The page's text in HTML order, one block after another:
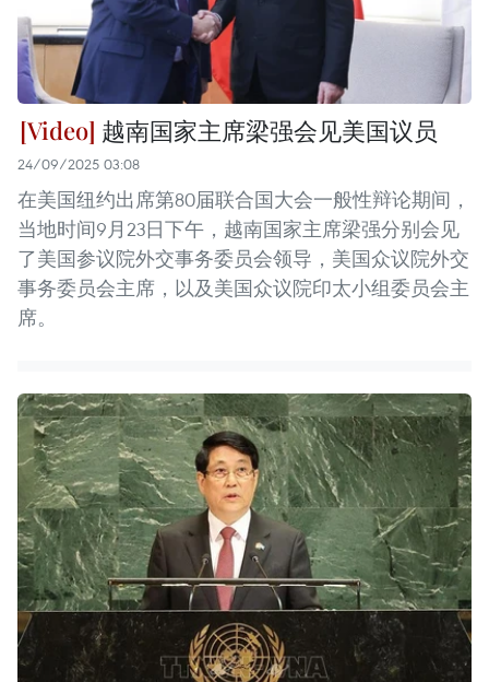
越南国家主席梁强会见美国议员
24/09/2025 03:08
在美国纽约出席第80届联合国大会一般性辩论期间，
当地时间9月23日下午，越南国家主席梁强分别会见
了美国参议院外交事务委员会领导，美国众议院外交
事务委员会主席，以及美国众议院印太小组委员会主
席。